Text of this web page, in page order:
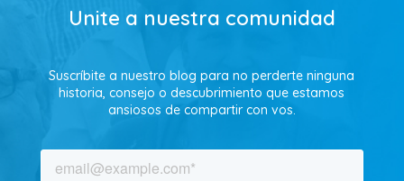
Unite a nuestra comunidad
Suscríbite a nuestro blog para no perderte ninguna
historia, consejo o descubrimiento que estamos
ansiosos de compartir con vos.